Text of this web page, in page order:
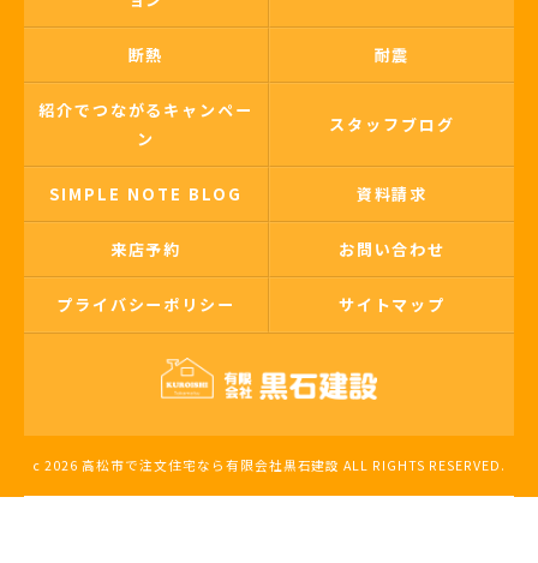
断熱 耐震
紹介でつながるキャンペー
ン
スタッフブログ
SIMPLE NOTE BLOG 資料請求
来店予約 お問い合わせ
プライバシーポリシー サイトマップ
c 2026 高松市で注文住宅なら有限会社黒石建設 ALL RIGHTS RESERVED.